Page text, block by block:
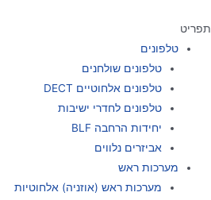
תפריט
טלפונים
טלפונים שולחנים
טלפונים אלחוטיים DECT
טלפונים לחדרי ישיבות
יחידות הרחבה BLF
אביזרים נלווים
מערכות ראש
מערכות ראש (אוזניה) אלחוטיות